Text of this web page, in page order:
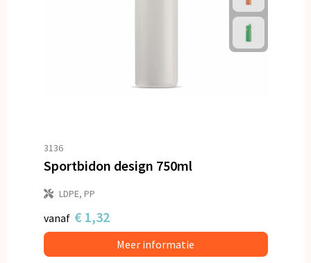
3136
Sportbidon design 750ml
LDPE, PP
vanaf € 1,32
Meer informatie